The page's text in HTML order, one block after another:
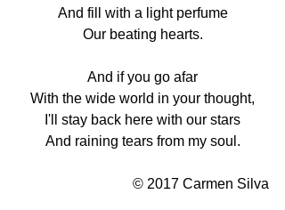
And fill with a light perfume
Our beating hearts.
And if you go afar
With the wide world in your thought,
I'll stay back here with our stars
And raining tears from my soul.
© 2017 Carmen Silva